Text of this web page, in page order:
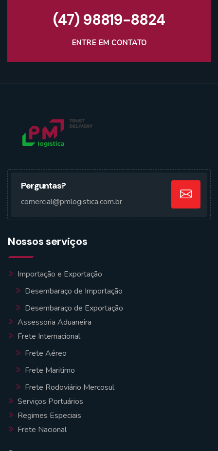
(47) 98819-8824
ENTRE EM CONTATO
Perguntas?
comercial@pmlogistica.com.br
Nossos serviços
Importação e Exportação
Desembaraço de Importação
Desembaraço de Exportação
Assessoria Aduaneira
Frete Internacional
Frete Aéreo
Frete Maritimo
Frete Rodoviário Mercosul
Serviços Portuários
Regimes Especiais
Frete Nacional